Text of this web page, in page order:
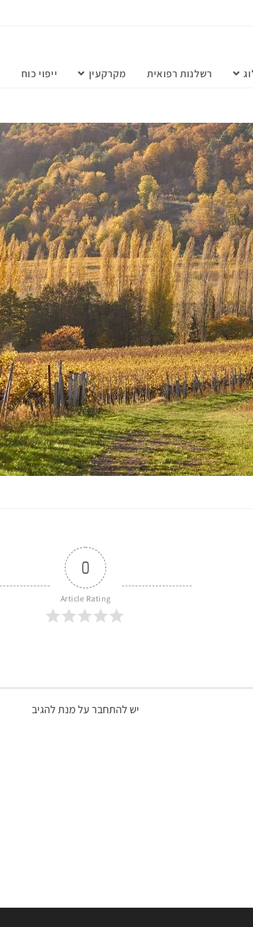
רשלנות רפואית מקרקעין ייפוי כוח
0
Article Rating
יש להתחבר על מנת להגיב